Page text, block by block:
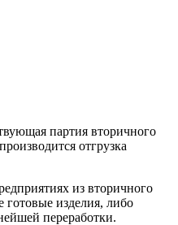
партия вторичного
отгрузка
из вторичного
изделия, либо
переработки.